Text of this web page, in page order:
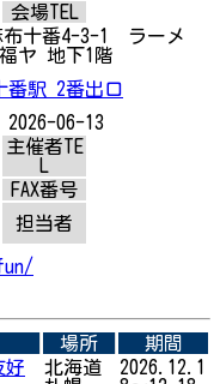
会場TEL
布十番4-3-1 ラーメ
ヤ 地下1階
番駅 2番出口
06-13
主催者TE
FAX番号
担当者
場所
期間
好
北海道
2026.12.1